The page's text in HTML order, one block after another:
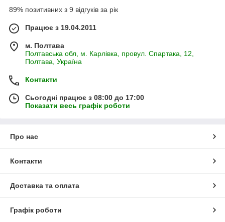
89% позитивних з 9 відгуків за рік
Працює з 19.04.2011
м. Полтава
Полтавська обл, м. Карлівка, провул. Спартака, 12,
Полтава, Україна
Контакти
Сьогодні працює з 08:00 до 17:00
Показати весь графік роботи
Про нас
Контакти
Доставка та оплата
Графік роботи